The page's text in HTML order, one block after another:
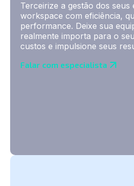
Terceirize a gestão dos seus
workspace com eficiência,
performance. Deixe sua
realmente importa para o
custos e impulsione seus
Falar com especialista